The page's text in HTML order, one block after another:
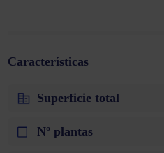
Características
Superficie total
Nº plantas